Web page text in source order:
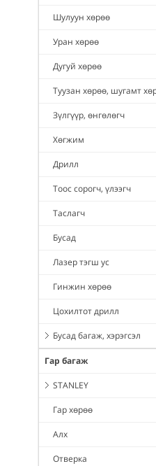
Шулуун хөрөө
Уран хөрөө
Дугуй хөрөө
Туузан хөрөө, шугамт
Зүлгүүр, өнгөлөгч
Хөгжим
Дрилл
Тоос сорогч, үлээгч
Таслагч
Бусад
Лазер тэгш ус
Гинжин хөрөө
Цохилтот дрилл
Бусад багаж, хэрэгсэл
Гар багаж
STANLEY
Гар хөрөө
Алх
Отверка